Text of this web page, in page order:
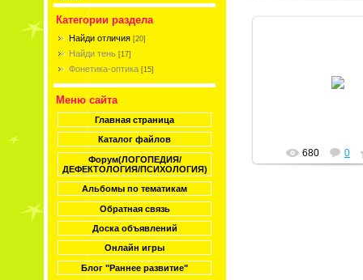
Категории раздела
Найди отличия [20]
Найди тень [17]
Фонетика-оптика [15]
Меню сайта
Главная страница
Каталог файлов
Форум(ЛОГОПЕДИЯ/
ДЕФЕКТОЛОГИЯ/ПСИХОЛОГИЯ)
Альбомы по тематикам
Обратная связь
Доска объявлений
Онлайн игры
Блог "Раннее развитие"
680 0